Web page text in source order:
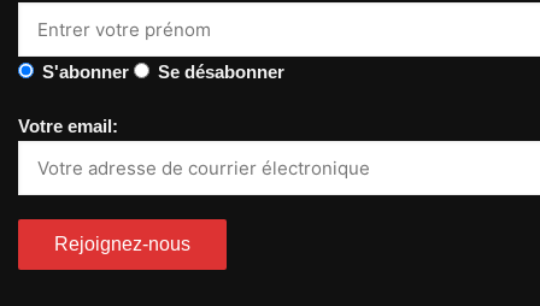
S'abonner Se désabonner
Votre email: